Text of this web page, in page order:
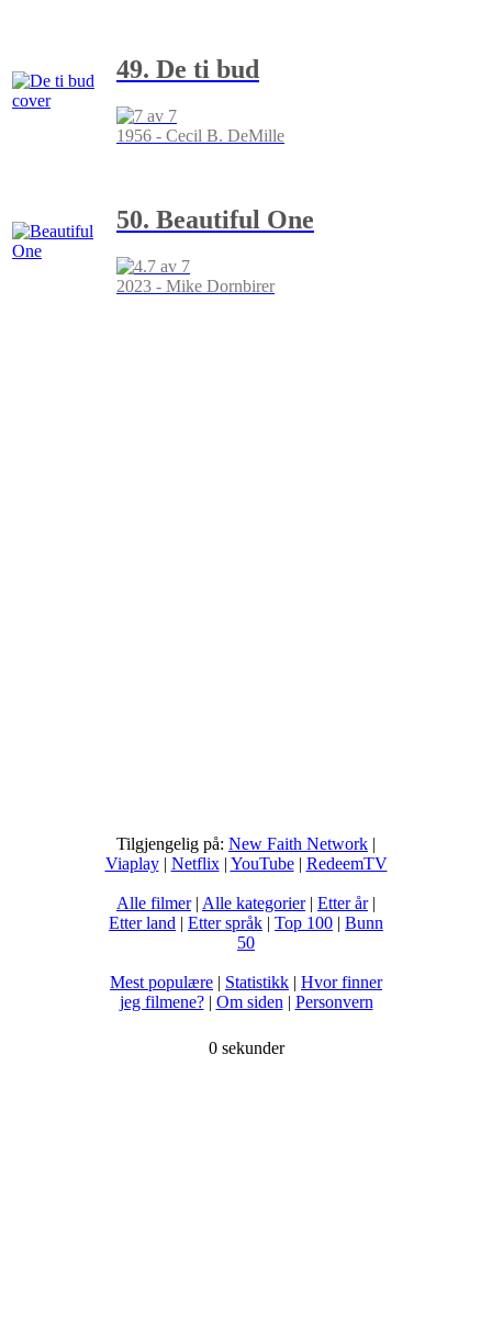
49. De ti bud
1956 - Cecil B. DeMille
50. Beautiful One
2023 - Mike Dornbirer
Tilgjengelig på: New Faith Network |
Viaplay| Netflix| YouTube| RedeemTV
Alle filmer| Alle kategorier| Etter år|
Etter land | Etter språk | Top 100 | Bunn
50
Mest populære | Statistikk | Hvor finner
jeg filmene?| Om siden | Personvern
0 sekunder